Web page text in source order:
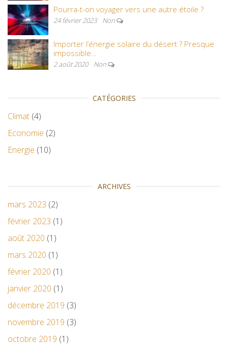
Pourra-t-on voyager vers une autre étoile ?
24 février 2023 Non
Importer l’énergie solaire du désert ? Presque
impossible…
2 août 2020 Non
CATÉGORIES
Climat (4)
Economie (2)
Energie (10)
ARCHIVES
mars 2023 (2)
février 2023 (1)
août 2020 (1)
mars 2020 (1)
février 2020 (1)
janvier 2020 (1)
décembre 2019 (3)
novembre 2019 (3)
octobre 2019 (1)